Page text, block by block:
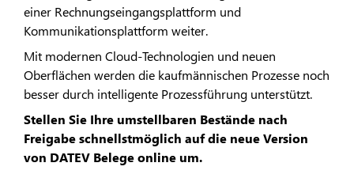
einer Rechnungseingangsplattform und
Kommunikationsplattform weiter.
Mit modernen Cloud-Technologien und neuen
Oberflächen werden die kaufmännischen Prozesse noch
besser durch intelligente Prozessführung unterstützt.
Stellen Sie Ihre umstellbaren Bestände nach
Freigabe schnellstmöglich auf die neue Version
von DATEV Belege online um.